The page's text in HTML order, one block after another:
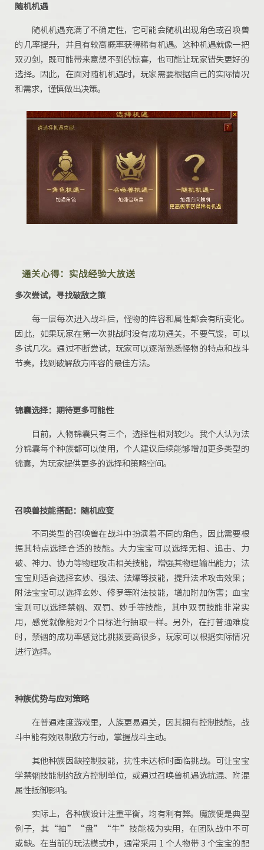
随机机遇
随机机遇充满了不确定性，它可能会随机出现角色或召唤兽
的几率提升，并且有较高概率获得稀有机遇。这种机遇就像一把
双刃剑，既可能带来意想不到的惊喜，也可能让玩家错失更好的
选择。因此，在面对随机机遇时，玩家需要根据自己的实际情况
和需求，谨慎做出决策。
通关心得：实战经验大放送
多次尝试，寻找破敌之策
每一层每次进入战斗后，怪物的阵容和属性都会有所变化。
因此，如果玩家在第一次挑战时没有成功通关，不要气馁，可以
多试几次。通过不断尝试，玩家可以逐渐熟悉怪物的特点和战斗
节奏，找到破解敌方阵容的最佳方法。
锦囊选择：期待更多可能性
目前，人物锦囊只有三个，选择性相对较少。 我个人认为法
分锦囊每个种族都可以使用， 个人建议后续能够增加更多类型的
锦囊，为玩家提供更多的选择和策略空间。
召唤兽技能搭配： 随机应变
不同类型的召唤兽在战斗中扮演着不同的角色，因此需要根
据其特点选择合适的技能。大力宝宝可以选择无相、追击、力
破、神力、协力等物理攻击相关技能，增强其物理输出能力；法
宝宝则适合选择玄妙、强法、法爆等技能，提升法术攻击效果；
附法宝宝可以选择玄妙、修罗等附法技能，增加附加伤害；血宝
宝则可以选择禁锢、双罚、妙手等技能，其中双罚技能非常实
用，感觉就像能对2个目标进行抽取一样。另外，在打普通难度
时，禁锢的成功率感觉比挑拨要高很多，玩家可以根据实际情况
进行选择。
种族优势与应对策略
在普通难度游戏里，人族更易通关，因其拥有控制技能，战
斗中能有效限制敌方行动，掌握战斗主动。
其他种族因缺控制技能，抗性未达标时面临挑战。可让宝宝
学禁锢技能制约敌方控制单位，或通过召唤兽机遇选抗混、附混
属性抵御影响。
实际上，各种族设计注重平衡，均有利有弊。魔族便是典型
例子，其“抽”“盘”“牛”技能极为实用，在团队战中不可
或缺。在当前的玩法模式中，通常采用 1 个人物带 3 个宝宝的配